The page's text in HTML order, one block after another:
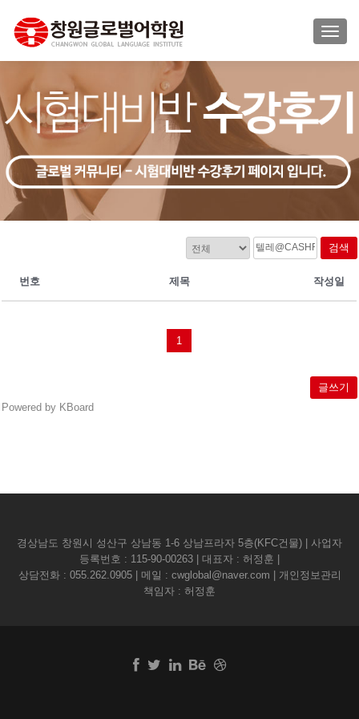
검색
번호 제목 작성일
1
글쓰기
Powered by KBoard
경상남도 창원시 성산구 상남동 1-6 상남프라자 5층(KFC건물) | 사업자
등록번호 : 115-90-00263 | 대표자 : 허정훈 |
상담전화 : 055.262.0905| 메일 : cwglobal@naver.com | 개인정보관리
책임자 : 허정훈